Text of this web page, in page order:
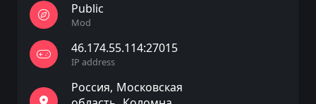
Public
Mod
46.174.55.114:27015
IP address
Россия Московская